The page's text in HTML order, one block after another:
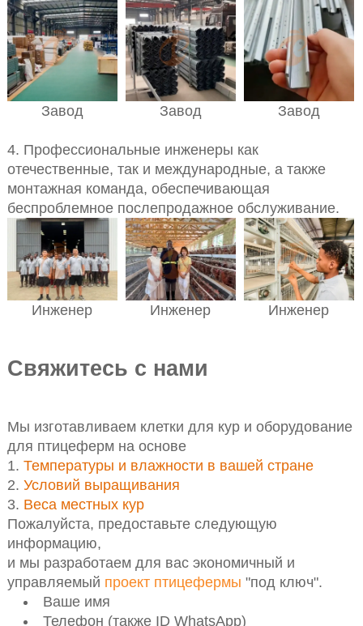
Завод Завод Завод
4. Профессиональные инженеры как
отечественные, так и международные, а также
монтажная команда, обеспечивающая
беспроблемное послепродажное обслуживание.
Инженер Инженер Инженер
Свяжитесь с нами
Мы изготавливаем клетки для кур и оборудование
для птицеферм на основе
Температуры и влажности в вашей стране
Условий выращивания
Весa местных кур
Пожалуйста, предоставьте следующую
информацию,
и мы разработаем для вас экономичный и
управляемый проект птицефермы "под ключ".
Ваше имя
Телефон (также ID WhatsApp)